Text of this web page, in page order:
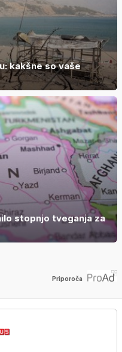
kakšne so vaše
stopnjo tveganja za
Priporoča